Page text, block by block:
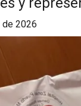
de 2026